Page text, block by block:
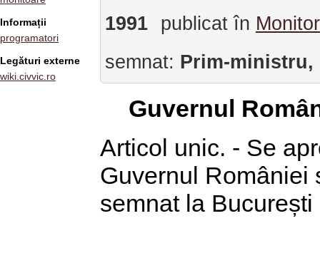
Informații
programatori
Legături externe
wiki.civvic.ro
1991
publicat în
semnat: Prim-ministru,
Guvernul
Articol unic. - Se
Guvernul României
semnat la